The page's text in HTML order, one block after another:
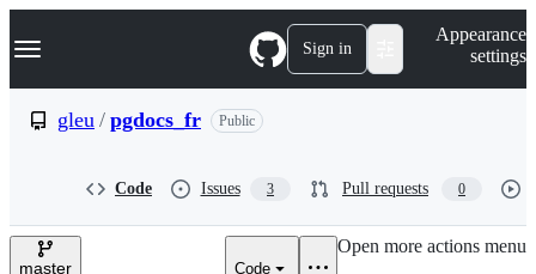
k
p
e
Navigation Menu Sign in
Appearance
settings
gleu / pgdocs_fr Public
Code Issues 3 Pull requests 0
master Code
Open more actions menu